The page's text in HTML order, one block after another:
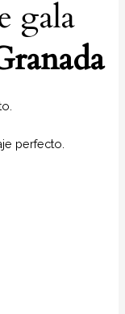
gala
perfecto.